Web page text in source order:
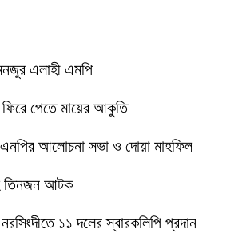
এলাহী এমপি
পেতে মায়ের আকুতি
আলোচনা সভা ও দোয়া মাহফিল
তিনজন আটক
১১ দলের স্বারকলিপি প্রদান